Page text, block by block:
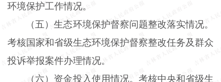
环境保护工作情况。
（五）生态环境保护督察问题整改落实情况。
考核国家和省级生态环境保护督察整改任务及群众
投诉举报案件办理情况。
（六）资金投入使用情况。考核中央和省级生